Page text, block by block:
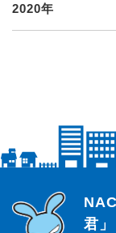
2020年
らじっ
君」